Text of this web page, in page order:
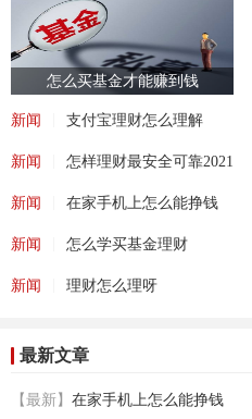
怎么买基金才能赚到钱
新闻 支付宝理财怎么理解
新闻 怎样理财最安全可靠2021
新闻 在家手机上怎么能挣钱
新闻 怎么学买基金理财
新闻 理财怎么理呀
最新文章
【最新】 在家手机上怎么能挣钱